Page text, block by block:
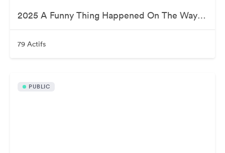
2025 A Funny Thing Happened On The Way To Cure Parkinson's
79 Actifs
PUBLIC